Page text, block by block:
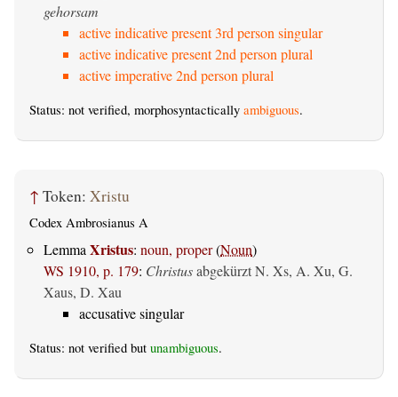
gehorsam
active indicative present 3rd person singular
active indicative present 2nd person plural
active imperative 2nd person plural
Status: not verified, morphosyntactically ambiguous.
↑ Token: Xristu
Codex Ambrosianus A
Lemma Xristus: noun, proper(Noun)
WS 1910, p. 179: Christusabgekürzt N. Xs, A. Xu, G.
Xaus, D. Xau
accusative singular
Status: not verified but unambiguous.